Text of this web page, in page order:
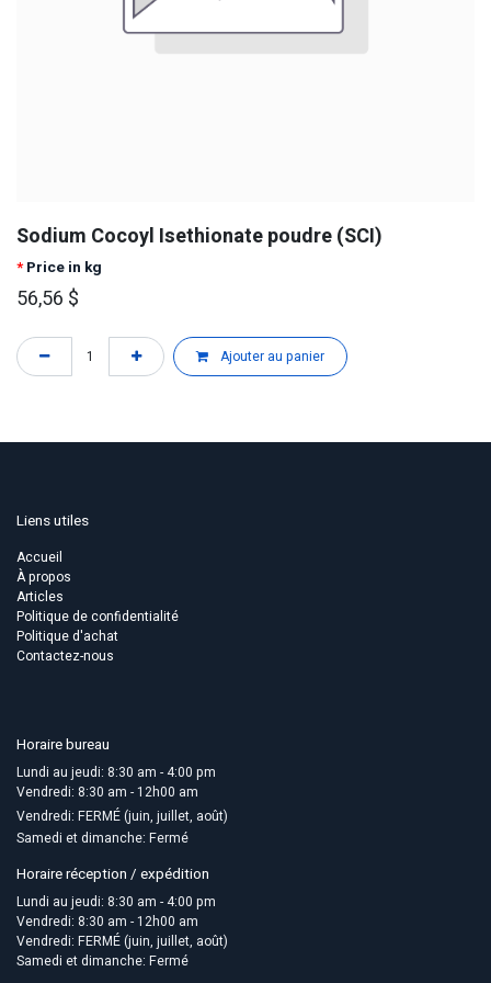
Sodium Cocoyl Isethionate poudre (SCI)
*Price in kg
56,56 $
Ajouter au panier
Liens utiles
Accueil
À propos
Articles
Politique de confidentialité
Politique d'achat
Contactez-nous
Horaire bureau
Lundi au jeudi: 8:30 am - 4:00 pm
Vendredi: 8:30 am - 12h00 am
Vendredi: FERMÉ (juin, juillet, août)
Samedi et dimanche: Fermé
Horaire réception / expédition
Lundi au jeudi: 8:30 am - 4:00 pm
Vendredi: 8:30 am - 12h00 am
Vendredi: FERMÉ (juin, juillet, août)
Samedi et dimanche: Fermé